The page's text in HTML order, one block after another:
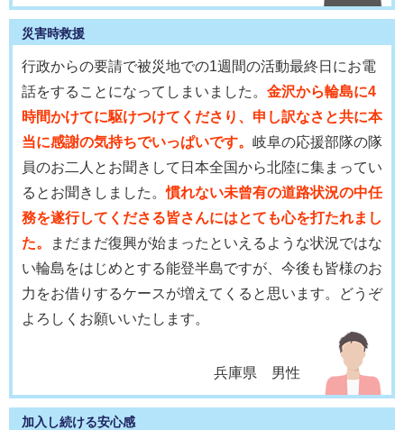
災害時救援
行政からの要請で被災地での1週間の活動最終日にお電
話をすることになってしまいました。 金沢から輪島に4
時間かけてに駆けつけてくださり、申し訳なさと共に本
当に感謝の気持ちでいっぱいです。 岐阜の応援部隊の隊
員のお二人とお聞きして日本全国から北陸に集まってい
るとお聞きしました。慣れない未曾有の道路状況の中任
務を遂行してくださる皆さんにはとても心を打たれまし
た。
まだまだ復興が始まったといえるような状況ではな
い輪島をはじめとする能登半島ですが、今後も皆様のお
力をお借りするケースが増えてくると思います。どうぞ
よろしくお願いいたします。
兵庫県 男性
加入し続ける安心感